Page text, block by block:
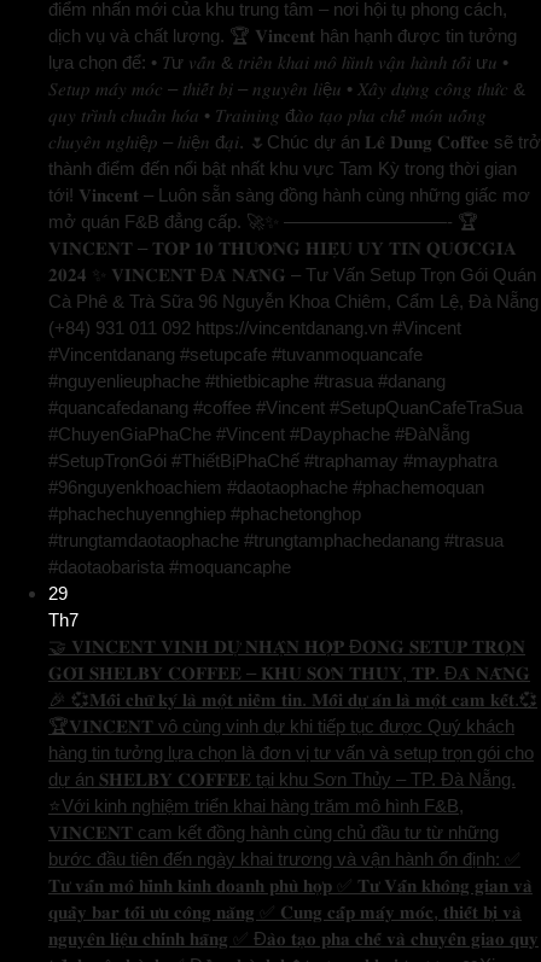
điểm nhấn mới của khu trung tâm – nơi hội tụ phong cách,
dịch vụ và chất lượng. 🏆 𝐕𝐢𝐧𝐜𝐞𝐧𝐭 hân hạnh được tin tưởng
lựa chọn để: • 𝑇ư 𝑣𝑎̂́𝑛 & 𝑡𝑟𝑖𝑒̂̉𝑛 𝑘ℎ𝑎𝑖 𝑚𝑜̂ ℎ𝑖̀𝑛ℎ 𝑣𝑎̣̂𝑛 ℎ𝑎̀𝑛ℎ 𝑡𝑜̂́𝑖 ư𝑢 •
𝑆𝑒𝑡𝑢𝑝 𝑚𝑎́𝑦 𝑚𝑜́𝑐 – 𝑡ℎ𝑖𝑒̂́𝑡 𝑏𝑖̣ – 𝑛𝑔𝑢𝑦𝑒̂𝑛 𝑙𝑖ệ𝑢 • 𝑋𝑎̂𝑦 𝑑𝑢̛̣𝑛𝑔 𝑐𝑜̂𝑛𝑔 𝑡ℎ𝑢̛́𝑐 &
𝑞𝑢𝑦 𝑡𝑟𝑖̀𝑛ℎ 𝑐ℎ𝑢𝑎̂̉𝑛 ℎ𝑜́𝑎 • 𝑇𝑟𝑎𝑖𝑛𝑖𝑛𝑔 đ𝑎̀𝑜 𝑡𝑎̣𝑜 𝑝ℎ𝑎 𝑐ℎ𝑒̂́ 𝑚𝑜́𝑛 𝑢𝑜̂́𝑛𝑔
𝑐ℎ𝑢𝑦𝑒̂𝑛 𝑛𝑔ℎ𝑖ệ𝑝 – ℎ𝑖ệ𝑛 đ𝑎̣𝑖. 🌷Chúc dự án 𝐋𝐞̂ 𝐃𝐮𝐧𝐠 𝐂𝐨𝐟𝐟𝐞𝐞 sẽ trở
thành điểm đến nổi bật nhất khu vực Tam Kỳ trong thời gian
tới! 𝐕𝐢𝐧𝐜𝐞𝐧𝐭 – Luôn sẵn sàng đồng hành cùng những giấc mơ
mở quán F&B đẳng cấp. 🚀✨ —————————- 🏆
𝐕𝐈𝐍𝐂𝐄𝐍𝐓 – 𝐓𝐎𝐏 𝟏𝟎 𝐓𝐇𝐔̛𝐎̛𝐍𝐆 𝐇𝐈𝐄̣̂𝐔 𝐔𝐘 𝐓𝐈́𝐍 𝐐𝐔𝐎̂́𝐂𝐆𝐈𝐀
𝟐𝟎𝟐𝟒 ✨ 𝐕𝐈𝐍𝐂𝐄𝐍𝐓 Đ𝐀̀ 𝐍𝐀̆̃𝐍𝐆 – Tư Vấn Setup Trọn Gói Quán
Cà Phê & Trà Sữa 96 Nguyễn Khoa Chiêm, Cẩm Lệ, Đà Nẵng
(+84) 931 011 092 https://vincentdanang.vn #Vincent
#Vincentdanang #setupcafe #tuvanmoquancafe
#nguyenlieuphache #thietbicaphe #trasua #danang
#quancafedanang #coffee #Vincent #SetupQuanCafeTraSua
#ChuyenGiaPhaChe #Vincent #Dayphache #ĐàNẵng
#SetupTrọnGói #ThiếtBịPhaChế #traphamay #mayphatra
#96nguyenkhoachiem #daotaophache #phachemoquan
#phachechuyennghiep #phachetonghop
#trungtamdaotaophache #trungtamphachedanang #trasua
#daotaobarista #moquancaphe
29
Th7
🤝 𝐕𝐈𝐍𝐂𝐄𝐍𝐓 𝐕𝐈𝐍𝐇 𝐃𝐔̛̣ 𝐍𝐇𝐀̣̂𝐍 𝐇𝐎̛̣𝐏 Đ𝐎̂̀𝐍𝐆 𝐒𝐄𝐓𝐔𝐏 𝐓𝐑𝐎̣𝐍
𝐆𝐎́𝐈 𝐒𝐇𝐄𝐋𝐁𝐘 𝐂𝐎𝐅𝐅𝐄𝐄 – 𝐊𝐇𝐔 𝐒𝐎̛𝐍 𝐓𝐇𝐔̉𝐘, 𝐓𝐏. Đ𝐀̀ 𝐍𝐀̆̃𝐍𝐆
🎉 💞𝐌𝐨̂̃𝐢 𝐜𝐡𝐮̛̃ 𝐤𝐲́ 𝐥𝐚̀ 𝐦𝐨̣̂𝐭 𝐧𝐢𝐞̂̀𝐦 𝐭𝐢𝐧. 𝐌𝐨̂̃𝐢 𝐝𝐮̛̣ 𝐚́𝐧 𝐥𝐚̀ 𝐦𝐨̣̂𝐭 𝐜𝐚𝐦 𝐤𝐞̂́𝐭.💞
🏆𝐕𝐈𝐍𝐂𝐄𝐍𝐓 vô cùng vinh dự khi tiếp tục được Quý khách
hàng tin tưởng lựa chọn là đơn vị tư vấn và setup trọn gói cho
dự án 𝐒𝐇𝐄𝐋𝐁𝐘 𝐂𝐎𝐅𝐅𝐄𝐄 tại khu Sơn Thủy – TP. Đà Nẵng.
⭐️Với kinh nghiệm triển khai hàng trăm mô hình F&B,
𝐕𝐈𝐍𝐂𝐄𝐍𝐓 cam kết đồng hành cùng chủ đầu tư từ những
bước đầu tiên đến ngày khai trương và vận hành ổn định: ✅
𝐓𝐮̛ 𝐯𝐚̂́𝐧 𝐦𝐨̂ 𝐡𝐢̀𝐧𝐡 𝐤𝐢𝐧𝐡 𝐝𝐨𝐚𝐧𝐡 𝐩𝐡𝐮̀ 𝐡𝐨̛̣𝐩 ✅ 𝐓𝐮̛ 𝐕𝐚̂́𝐧 𝐤𝐡𝐨̂𝐧𝐠 𝐠𝐢𝐚𝐧 𝐯𝐚̀
𝐪𝐮𝐚̂̀𝐲 𝐛𝐚𝐫 𝐭𝐨̂́𝐢 𝐮̛𝐮 𝐜𝐨̂𝐧𝐠 𝐧𝐚̆𝐧𝐠 ✅ 𝐂𝐮𝐧𝐠 𝐜𝐚̂́𝐩 𝐦𝐚́𝐲 𝐦𝐨́𝐜, 𝐭𝐡𝐢𝐞̂́𝐭 𝐛𝐢̣ 𝐯𝐚̀
𝐧𝐠𝐮𝐲𝐞̂𝐧 𝐥𝐢𝐞̣̂𝐮 𝐜𝐡𝐢́𝐧𝐡 𝐡𝐚̃𝐧𝐠 ✅ Đ𝐚̀𝐨 𝐭𝐚̣𝐨 𝐩𝐡𝐚 𝐜𝐡𝐞̂́ 𝐯𝐚̀ 𝐜𝐡𝐮𝐲𝐞̂̉𝐧 𝐠𝐢𝐚𝐨 𝐪𝐮𝐲